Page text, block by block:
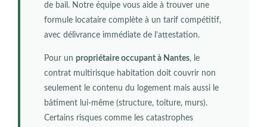
de bail. Notre équipe vous aide à trouver une
formule locataire complète à un tarif compétitif,
avec délivrance immédiate de l’attestation.
Pour unpropriétaire occupant à Nantes, le
contrat multirisque habitation doit couvrir non
seulement le contenu du logement mais aussi le
bâtiment lui-même (structure, toiture, murs).
Certains risques comme les catastrophes